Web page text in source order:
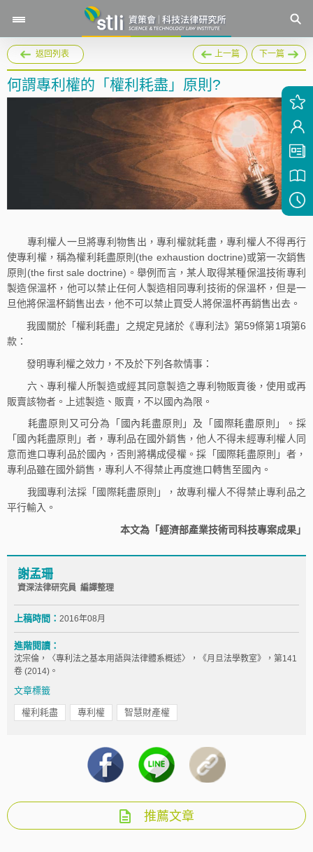
返回列表 上一篇 下一篇
何謂專利權的「權利耗盡」原則?
專利權人一旦將專利物售出，專利權就耗盡，專利權人不得再行
使專利權，稱為權利耗盡原則(the exhaustion doctrine)或第一次銷售
原則(the first sale doctrine)。舉例而言，某人取得某種保溫技術專利
製造保溫杯，他可以禁止任何人製造相同專利技術的保溫杯，但是一
旦他將保溫杯銷售出去，他不可以禁止買受人將保溫杯再銷售出去。
我國關於「權利耗盡」之規定見諸於《專利法》第59條第1項第6
款：
發明專利權之效力，不及於下列各款情事：
六、專利權人所製造或經其同意製造之專利物販賣後，使用或再
販賣該物者。上述製造、販賣，不以國內為限。
耗盡原則又可分為「國內耗盡原則」及「國際耗盡原則」。採
「國內耗盡原則」者，專利品在國外銷售，他人不得未經專利權人同
意而進口專利品於國內，否則將構成侵權。採「國際耗盡原則」者，
專利品雖在國外銷售，專利人不得禁止再度進口轉售至國內。
我國專利法採「國際耗盡原則」，故專利權人不得禁止專利品之
平行輸入。
本文為「經濟部產業技術司科技專案成果」
謝孟珊
資深法律研究員 編譯整理
上稿時間： 2016年08月
進階閱讀：
沈宗倫，〈專利法之基本用語與法律體系概述〉，《月旦法學教室》，第141
卷 (2014)。
文章標籤
權利耗盡 專利權 智慧財產權
推薦文章